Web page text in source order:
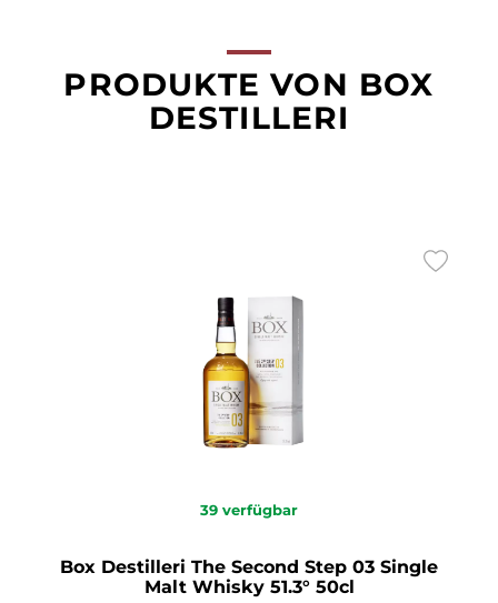
PRODUKTE VON BOX
DESTILLERI
39 verfügbar
Box Destilleri The Second Step 03 Single
Malt Whisky 51.3° 50cl